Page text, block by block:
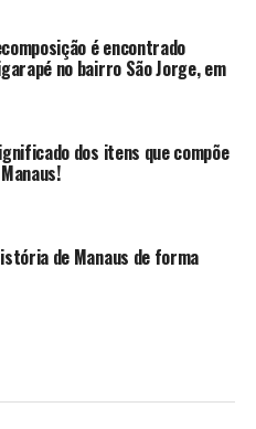
é encontrado
no bairro São Jorge, em
dos itens que compõe
de Manaus de forma